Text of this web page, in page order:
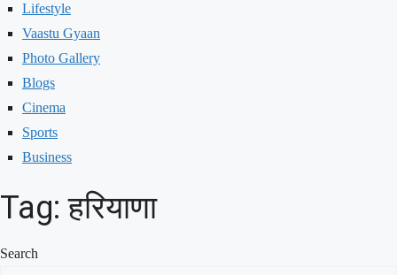
Lifestyle
Vaastu Gyaan
Photo Gallery
Blogs
Cinema
Sports
Business
Tag: हरियाणा
Search